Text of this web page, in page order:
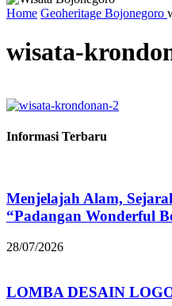
Home Geoheritage Bojonegoro
wisata-
Informasi Terbaru
Menjelajah Alam,
“Padangan Wonderful
28/07/2026
LOMBA DESAIN